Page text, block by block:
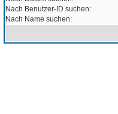
Nach Benutzer-ID suchen:
Nach Name suchen: